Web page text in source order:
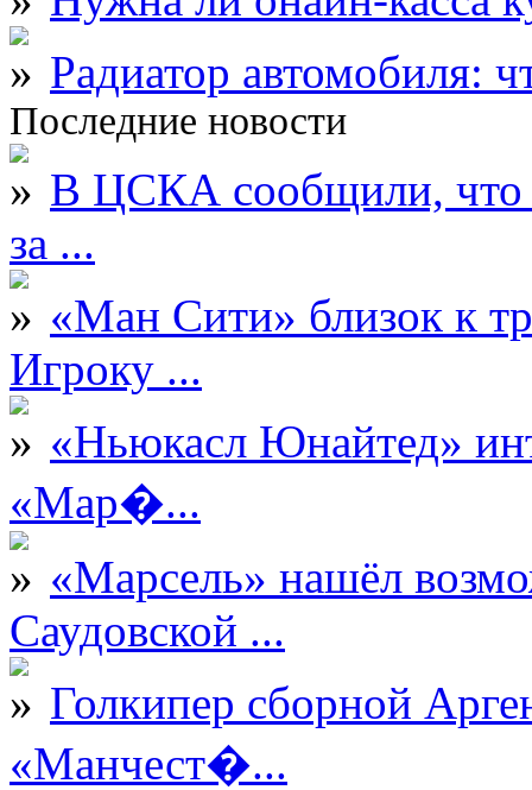
Радиатор автомобиля:
Последние новости
В ЦСКА сообщили, что
за ...
«Ман Сити» близок к
Игроку ...
«Ньюкасл Юнайтед»
«Мар�...
«Марсель» нашёл
Саудовской ...
Голкипер сборной
«Манчест�...